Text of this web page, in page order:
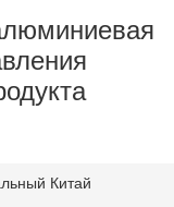
Китай